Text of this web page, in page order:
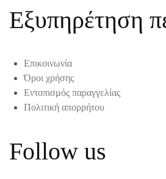
Εξυπηρέτηση
Επικοινωνία
Όροι χρήσης
Εντοπισμός παραγγελίας
Πολιτική απορρήτου
Follow us